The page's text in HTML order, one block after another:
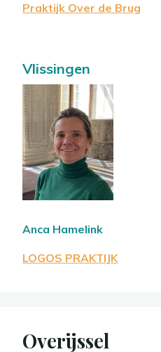
Praktijk Over de Brug
Vlissingen
Anca Hamelink
LOGOS PRAKTIJK
Overijssel